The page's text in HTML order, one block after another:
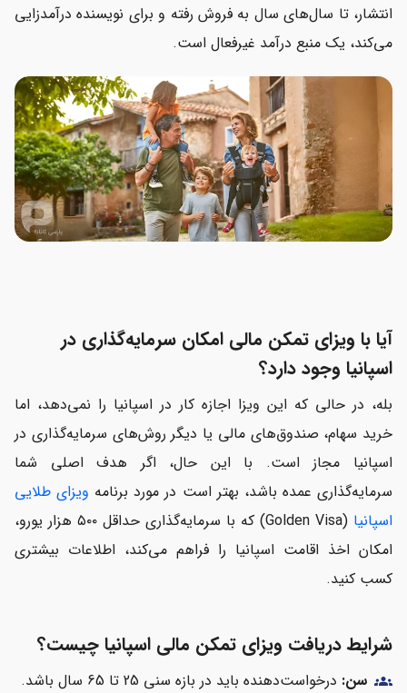
انتشار، تا سال‌های سال به فروش رفته و برای نویسنده درآمدزایی
می‌کند، یک منبع درآمد غیرفعال است.
آیا با ویزای تمکن مالی امکان سرمایه‌گذاری در
اسپانیا وجود دارد؟
بله، در حالی که این ویزا اجازه کار در اسپانیا را نمی‌دهد، اما
خرید سهام، صندوق‌های مالی یا دیگر روش‌های سرمایه‌گذاری در
اسپانیا مجاز است. با این حال، اگر هدف اصلی شما
سرمایه‌گذاری عمده باشد، بهتر است در مورد برنامه ویزای طلایی
اسپانیا
(Golden Visa) که با سرمایه‌گذاری حداقل ۵۰۰ هزار یورو،
امکان اخذ اقامت اسپانیا را فراهم می‌کند، اطلاعات بیشتری
کسب کنید.
شرایط دریافت ویزای تمکن مالی اسپانیا چیست؟
groups سن: درخواست‌دهنده باید در بازه سنی 25 تا 65 سال باشد.